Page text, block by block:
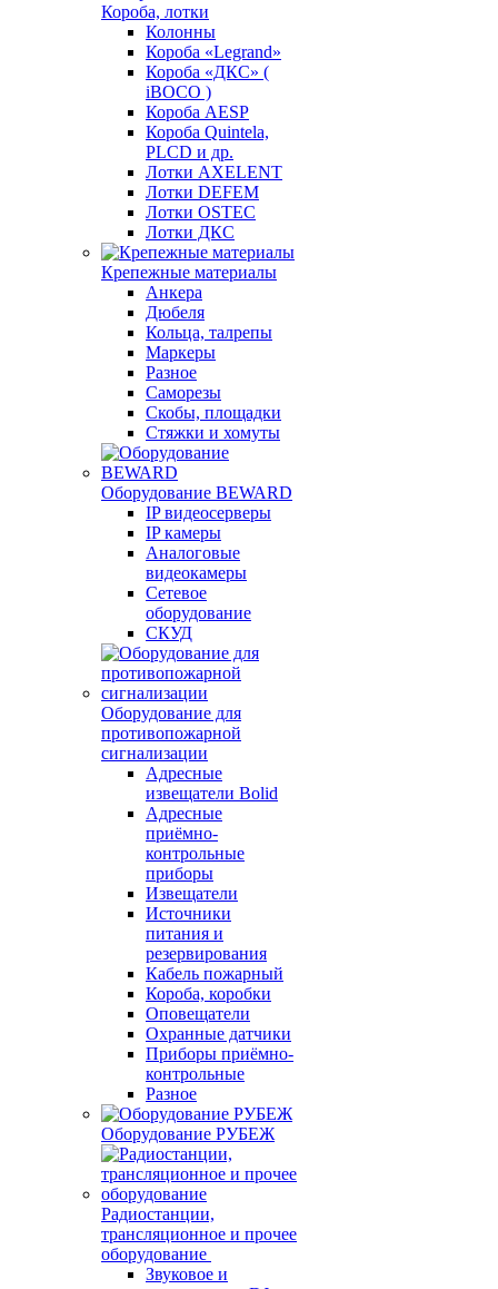
Короба, лотки
Колонны
Короба «Legrand»
Короба «ДКС» (
iBOCO )
Короба AESP
Короба Quintela,
PLCD и др.
Лотки AXELENT
Лотки DEFEM
Лотки OSTEC
Лотки ДКС
Крепежные материалы
Анкера
Дюбеля
Кольца, талрепы
Маркеры
Разное
Саморезы
Скобы, площадки
Стяжки и хомуты
Оборудование BEWARD
IP видеосерверы
IP камеры
Аналоговые
видеокамеры
Сетевое
оборудование
СКУД
Оборудование для
противопожарной
сигнализации
Адресные
извещатели Bolid
Адресные
приёмно-
контрольные
приборы
Извещатели
Источники
питания и
резервирования
Кабель пожарный
Короба, коробки
Оповещатели
Охранные датчики
Приборы приёмно-
контрольные
Разное
Оборудование РУБЕЖ
Радиостанции,
трансляционное и прочее
оборудование
Звуковое и